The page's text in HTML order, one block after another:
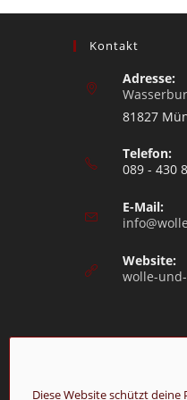
Diese Website schützt
Kontakt
Adresse:
81827
Telefon:
089 - 430
E-Mail:
Website:
wolle-